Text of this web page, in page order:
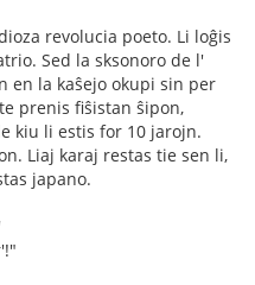
revolucia poeto. Li loĝis
Sed la sksonoro de l'
en la kaŝejo okupi sin per
prenis fiŝistan ŝipon,
kiu li estis for 10 jarojn.
Liaj karaj restas tie sen li,
japano.